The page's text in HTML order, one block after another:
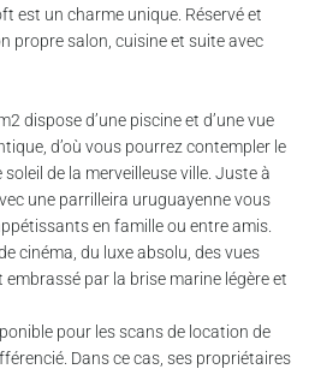
est un charme unique. Réservé et
propre salon, cuisine et suite avec
dispose d’une piscine et d’une vue
d’où vous pourrez contempler le
de la merveilleuse ville. Juste à
une parrilleira uruguayenne vous
en famille ou entre amis.
cinéma, du luxe absolu, des vues
par la brise marine légère et
pour les scans de location de
Dans ce cas, ses propriétaires